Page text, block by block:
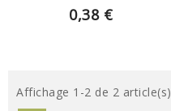
0,38 €
Affichage 1-2 de 2 article(s)